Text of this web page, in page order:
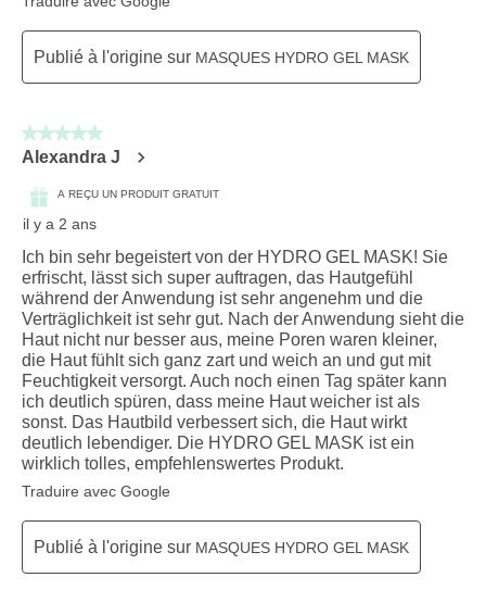
Publié à l'origine sur MASQUES HYDRO GEL MASK
5 sur 5 étoiles.
Alexandra J
A REÇU UN PRODUIT GRATUIT
il y a 2 ans
Ich bin sehr begeistert von der HYDRO GEL MASK! Sie
erfrischt, lässt sich super auftragen, das Hautgefühl
während der Anwendung ist sehr angenehm und die
Verträglichkeit ist sehr gut. Nach der Anwendung sieht die
Haut nicht nur besser aus, meine Poren waren kleiner,
die Haut fühlt sich ganz zart und weich an und gut mit
Feuchtigkeit versorgt. Auch noch einen Tag später kann
ich deutlich spüren, dass meine Haut weicher ist als
sonst. Das Hautbild verbessert sich, die Haut wirkt
deutlich lebendiger. Die HYDRO GEL MASK ist ein
wirklich tolles, empfehlenswertes Produkt.
Traduire avec Google
Publié à l'origine sur MASQUES HYDRO GEL MASK